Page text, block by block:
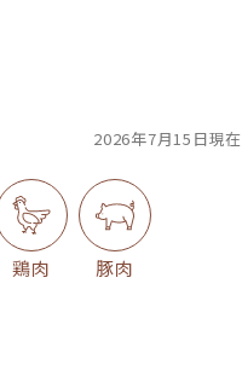
2026年7月15日現在
鶏肉 豚肉